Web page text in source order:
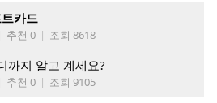
카드
추천 0 | 조회 8618
까지 알고 계세요?
추천 0 | 조회 9105